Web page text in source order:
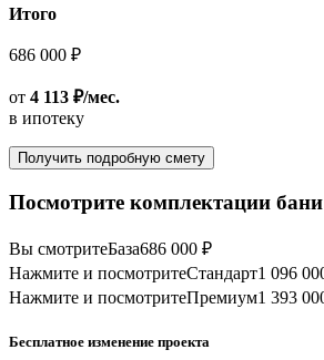
Итого
686 000 ₽
от 4 113 ₽/мес.
в ипотеку
Получить подробную смету
Посмотрите комплектации
Вы смотритеБаза686 000 ₽
Нажмите и посмотритеСтандарт1 096
Нажмите и посмотритеПремиум1 393
Бесплатное изменение проекта